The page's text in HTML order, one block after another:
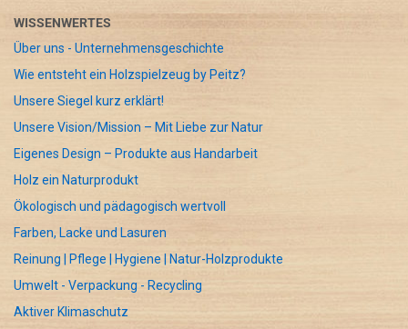
WISSENWERTES
Über uns - Unternehmensgeschichte
Wie entsteht ein Holzspielzeug by Peitz?
Unsere Siegel kurz erklärt!
Unsere Vision/Mission – Mit Liebe zur Natur
Eigenes Design – Produkte aus Handarbeit
Holz ein Naturprodukt
Ökologisch und pädagogisch wertvoll
Farben, Lacke und Lasuren
Reinung | Pflege | Hygiene | Natur-Holzprodukte
Umwelt - Verpackung - Recycling
Aktiver Klimaschutz